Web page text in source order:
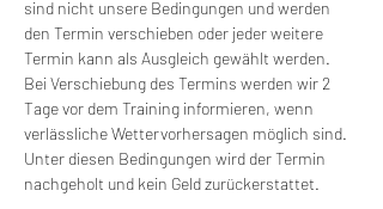
sind nicht unsere Bedingungen und werden
den Termin verschieben oder jeder weitere
Termin kann als Ausgleich gewählt werden.
Bei Verschiebung des Termins werden wir 2
Tage vor dem Training informieren, wenn
verlässliche Wettervorhersagen möglich sind.
Unter diesen Bedingungen wird der Termin
nachgeholt und kein Geld zurückerstattet.